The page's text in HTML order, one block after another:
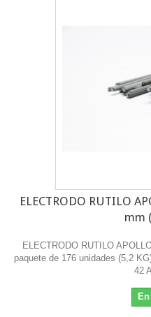
ELECTRODO RUTILO
mm
ELECTRODO RUTILO
paquete de 176 unidades (5,2
42